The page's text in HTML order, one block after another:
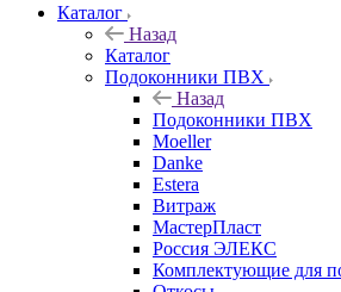
Каталог
Назад
Каталог
Подоконники ПВХ
Назад
Подоконники ПВХ
Moeller
Danke
Estera
Витраж
МастерПласт
Россия ЭЛЕКС
Комплектующие для